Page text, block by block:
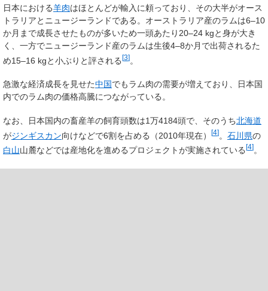
日本における羊肉はほとんどが輸入に頼っており、その大半がオース
トラリアとニュージーランドである。オーストラリア産のラムは6–10
か月まで成長させたものが多いため一頭あたり20–24 kgと身が大き
く、一方でニュージーランド産のラムは生後4–8か月で出荷されるた
め15–16 kgと小ぶりと評される[3]。
急激な経済成長を見せた中国でもラム肉の需要が増えており、日本国
内でのラム肉の価格高騰につながっている。
なお、日本国内の畜産羊の飼育頭数は1万4184頭で、そのうち北海道
がジンギスカン向けなどで6割を占める（2010年現在） [4]。 石川県の
白山山麓などでは産地化を進めるプロジェクトが実施されている [4] 。